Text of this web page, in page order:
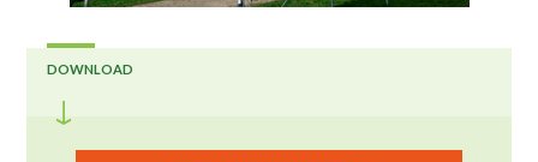
DOWNLOAD